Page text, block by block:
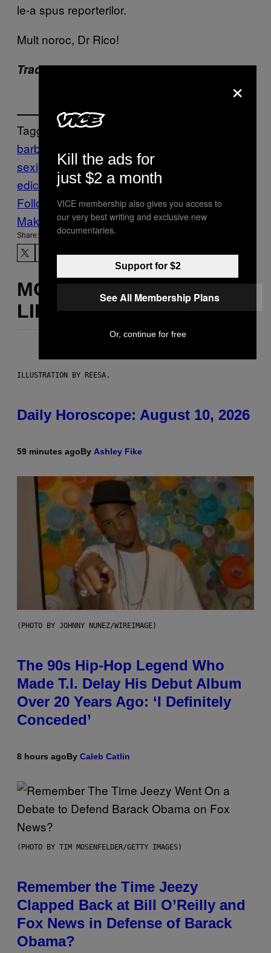
le-a spus reporterilor.
Mult noroc, Dr Rico!
Traducere: Mihai Popescu
Tagged:
barbat
sexi
Chestii chile fotomodel
edico
Spania Vice Blog
Follow Us On Discover
Make Us Preferred In Top Stories
Share:
MORE
LIKE THIS
ILLUSTRATION BY REESA.
Daily Horoscope: August 10, 2026
59 minutes agoBy Ashley Fike
(PHOTO BY JOHNNY NUNEZ/WIREIMAGE)
The 90s Hip-Hop Legend Who
Made T.I. Delay His Debut Album
Over 20 Years Ago: ‘I Definitely
Conceded’
8 hours agoBy Caleb Catlin
(PHOTO BY TIM MOSENFELDER/GETTY IMAGES)
Remember the Time Jeezy
Clapped Back at Bill O’Reilly and
Fox News in Defense of Barack
Obama?
×
Kill the ads for
just $2 a month
VICE membership also gives you access to
our very best writing and exclusive new
documentaries.
Support for $2
See All Membership Plans
Or, continue for free